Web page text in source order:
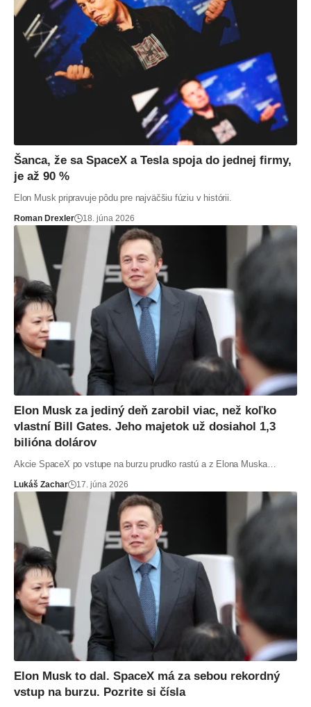
Šanca, že sa SpaceX a Tesla spoja do jednej firmy,
je až 90 %
Elon Musk pripravuje pôdu pre najväčšiu fúziu v histórii.
Roman Drexler 18. júna 2026
Elon Musk za jediný deň zarobil viac, než koľko
vlastní Bill Gates. Jeho majetok už dosiahol 1,3
bilióna dolárov
Akcie SpaceX po vstupe na burzu prudko rastú a z Elona Muska…
Lukáš Zachar 17. júna 2026
Elon Musk to dal. SpaceX má za sebou rekordný
vstup na burzu. Pozrite si čísla